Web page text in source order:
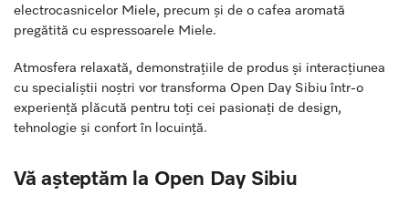
electrocasnicelor Miele, precum și de o cafea aromată
pregătită cu espressoarele Miele.
Atmosfera relaxată, demonstrațiile de produs și interacțiunea
cu specialiștii noștri vor transforma Open Day Sibiu într-o
experiență plăcută pentru toți cei pasionați de design,
tehnologie și confort în locuință.
Vă așteptăm la Open Day Sibiu